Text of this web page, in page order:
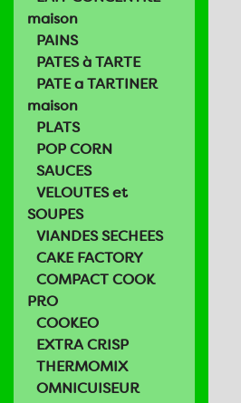
maison
PAINS
PATES à TARTE
PATE a TARTINER
maison
PLATS
POP CORN
SAUCES
VELOUTES et
SOUPES
VIANDES SECHEES
CAKE FACTORY
COMPACT COOK
PRO
COOKEO
EXTRA CRISP
THERMOMIX
OMNICUISEUR